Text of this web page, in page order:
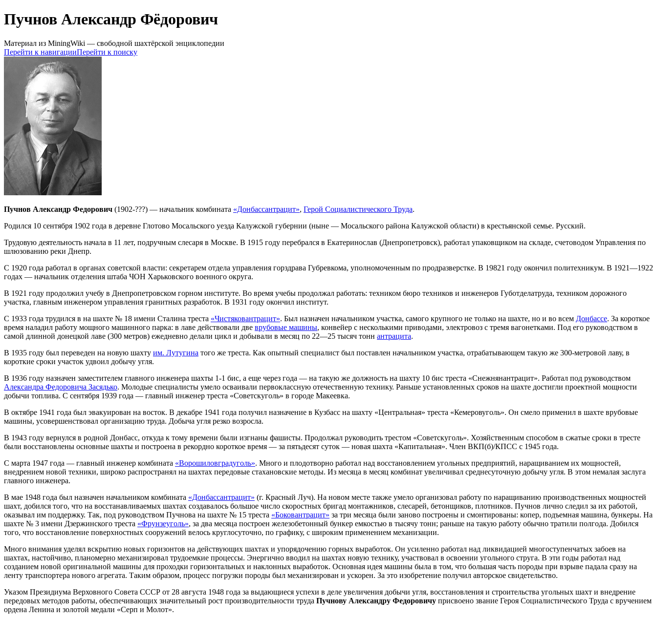
Пучнов Александр Фёдорович
Материал из MiningWiki — свободной шахтёрской энциклопедии
Перейти к навигацииПерейти к поиску
Пучнов Александр Федорович (1902-???) — начальник комбината «Донбассантрацит», Герой Социалистического Труда.
Родился 10 сентября 1902 года в деревне Глотово Мосальского уезда Калужской губернии (ныне — Мосальского района Калужской области) в крестьянской семье. Русский.
Трудовую деятельность начала в 11 лет, подручным слесаря в Москве. В 1915 году перебрался в Екатеринослав (Днепропетровск), работал упаковщиком на складе, счетоводом Управления по
шлюзованию реки Днепр.
С 1920 года работал в органах советской власти: секретарем отдела управления горздрава Губревкома, уполномоченным по продразверстке. В 19821 году окончил политехникум. В 1921—1922
годах — начальник отделения штаба ЧОН Харьковского военного округа.
В 1921 году продолжил учебу в Днепропетровском горном институте. Во время учебы продолжал работать: техником бюро техников и инженеров Губотделатруда, техником дорожного
участка, главным инженером управления гранитных разработок. В 1931 году окончил институт.
С 1933 года трудился в на шахте № 18 имени Сталина треста «Чистяковантрацит». Был назначен начальником участка, самого крупного не только на шахте, но и во всем Донбассе. За короткое
время наладил работу мощного машинного парка: в лаве действовали две врубовые машины, конвейер с несколькими приводами, электровоз с тремя вагонетками. Под его руководством в
самой длинной донецкой лаве (300 метров) ежедневно делали цикл и добывали в месяц по 22—25 тысяч тонн антрацита.
В 1935 году был переведен на новую шахту им. Лутугина того же треста. Как опытный специалист был поставлен начальником участка, отрабатывающем такую же 300-метровой лаву, в
короткие сроки участок удвоил добычу угля.
В 1936 году назначен заместителем главного инженера шахты 1-1 бис, а еще через года — на такую же должность на шахту 10 бис треста «Снежнянантрацит». Работал под руководством
Александра Федоровича Засядько. Молодые специалисты умело осваивали первоклассную отечественную технику. Раньше установленных сроков на шахте достигли проектной мощности
добычи топлива. С сентября 1939 года — главный инженер треста «Советскуголь» в городе Макеевка.
В октябре 1941 года был эвакуирован на восток. В декабре 1941 года получил назначение в Кузбасс на шахту «Центральная» треста «Кемеровуголь». Он смело применил в шахте врубовые
машины, усовершенствовал организацию труда. Добыча угля резко возросла.
В 1943 году вернулся в родной Донбасс, откуда к тому времени были изгнаны фашисты. Продолжал руководить трестом «Советскуголь». Хозяйственным способом в сжатые сроки в тресте
были восстановлены основные шахты и построена в рекордно короткое время — за пятьдесят суток — новая шахта «Капитальная». Член ВКП(б)/КПСС с 1945 года.
С марта 1947 года — главный инженер комбината «Ворошиловградуголь». Много и плодотворно работал над восстановлением угольных предприятий, наращиванием их мощностей,
внедрением новой техники, широко распространял на шахтах передовые стахановские методы. Из месяца в месяц комбинат увеличивал среднесуточную добычу угля. В этом немалая заслуга
главного инженера.
В мае 1948 года был назначен начальником комбината «Донбассантрацит» (г. Красный Луч). На новом месте также умело организовал работу по наращиванию производственных мощностей
шахт, добился того, что на восстанавливаемых шахтах создавалось большое число скоростных бригад монтажников, слесарей, бетонщиков, плотников. Пучнов лично следил за их работой,
оказывал им поддержку. Так, под руководством Пучнова на шахте № 15 треста «Боковантрацит» за три месяца были заново построены и смонтированы: копер, подъемная машина, бункеры. На
шахте № 3 имени Дзержинского треста «Фрунзеуголь», за два месяца построен железобетонный бункер емкостью в тысячу тонн; раньше на такую работу обычно тратили полгода. Добился
того, что восстановление поверхностных сооружений велось круглосуточно, по графику, с широким применением механизации.
Много внимания уделял вскрытию новых горизонтов на действующих шахтах и упорядочению горных выработок. Он усиленно работал над ликвидацией многоступенчатых забоев на
шахтах, настойчиво, планомерно механизировал трудоемкие процессы. Энергично вводил на шахтах новую технику, участвовал в освоении угольного струга. В эти годы работал над
созданием новой оригинальной машины для проходки горизонтальных и наклонных выработок. Основная идея машины была в том, что большая часть породы при взрыве падала сразу на
ленту транспортера нового агрегата. Таким образом, процесс погрузки породы был механизирован и ускорен. За это изобретение получил авторское свидетельство.
Указом Президиума Верховного Совета СССР от 28 августа 1948 года за выдающиеся успехи в деле увеличения добычи угля, восстановления и строительства угольных шахт и внедрение
передовых методов работы, обеспечивающих значительный рост производительности труда Пучнову Александру Федоровичу присвоено звание Героя Социалистического Труда с вручением
ордена Ленина и золотой медали «Серп и Молот».